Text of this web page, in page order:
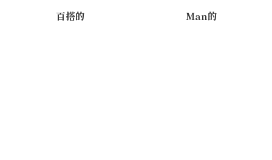
百搭的 Man的